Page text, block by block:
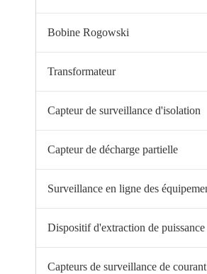
Bobine Rogowski
Transformateur
Capteur de surveillance d'isolation
Capteur de décharge partielle
‌Dispositif d'extraction de puissance
Capteurs de surveillance de courant